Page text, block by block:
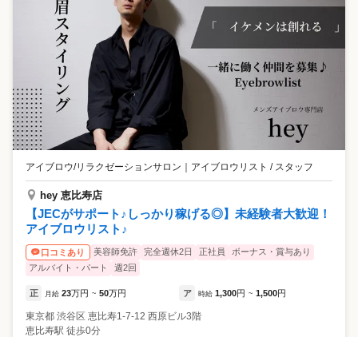
アイブロウ/リラクゼーションサロン アイブロウリスト / スタッフ
hey 恵比寿店
【JECがサポート♪しっかり稼げる◎】未経験者大歓迎！
アイブロウリスト♪
口コミあり 美容師免許 完全週休2日 正社員
ボーナス・賞与あり
アルバイト・パート
週2回
正 月給 23万円 ~ 50万円 ア 時給 1,300円 ~ 1,500円
東京都 渋谷区 恵比寿1-7-12 西原ビル3階
恵比寿駅 徒歩0分